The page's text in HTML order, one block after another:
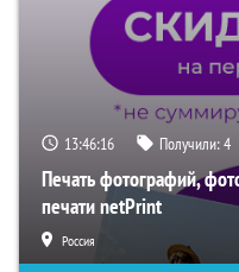
13:46:15 Получили:4
Печать фотографий,
печати netPrint
Россия